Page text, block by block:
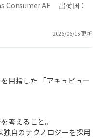
Consumer AE 出荷国：
2026/06/16 更新
目指した 「アキュビュー
考えること。
独自のテクノロジーを採用